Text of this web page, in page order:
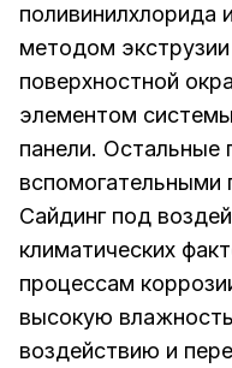
поливинилхлорида
методом
поверхностной
элементом
панели. Остальные
Сайдинг под
климатических
процессам
высокую
воздействию и